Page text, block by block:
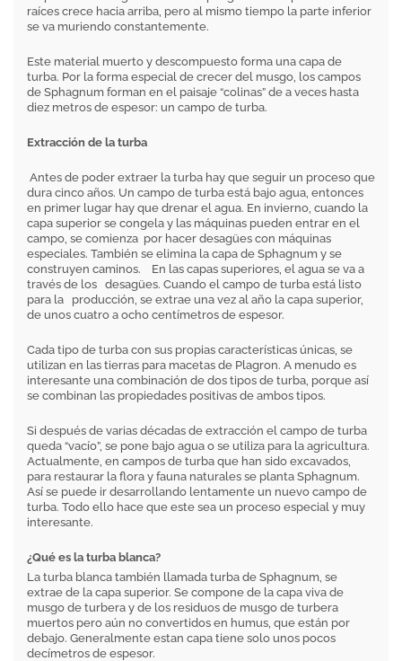
raíces crece hacia arriba, pero al mismo tiempo la parte inferior
se va muriendo constantemente.
Este material muerto y descompuesto forma una capa de
turba. Por la forma especial de crecer del musgo, los campos
de Sphagnum forman en el paisaje “colinas” de a veces hasta
diez metros de espesor: un campo de turba.
Extracción de la turba
Antes de poder extraer la turba hay que seguir un proceso que
dura cinco años. Un campo de turba está bajo agua, entonces
en primer lugar hay que drenar el agua. En invierno, cuando la
capa superior se congela y las máquinas pueden entrar en el
campo, se comienza por hacer desagües con máquinas
especiales. También se elimina la capa de Sphagnum y se
construyen caminos. En las capas superiores, el agua se va a
través de los desagües. Cuando el campo de turba está listo
para la producción, se extrae una vez al año la capa superior,
de unos cuatro a ocho centímetros de espesor.
Cada tipo de turba con sus propias características únicas, se
utilizan en las tierras para macetas de Plagron. A menudo es
interesante una combinación de dos tipos de turba, porque así
se combinan las propiedades positivas de ambos tipos.
Si después de varias décadas de extracción el campo de turba
queda “vacío”, se pone bajo agua o se utiliza para la agricultura.
Actualmente, en campos de turba que han sido excavados,
para restaurar la flora y fauna naturales se planta Sphagnum.
Así se puede ir desarrollando lentamente un nuevo campo de
turba. Todo ello hace que este sea un proceso especial y muy
interesante.
¿Qué es la turba blanca?
La turba blanca también llamada turba de Sphagnum, se
extrae de la capa superior. Se compone de la capa viva de
musgo de turbera y de los residuos de musgo de turbera
muertos pero aún no convertidos en humus, que están por
debajo. Generalmente estan capa tiene solo unos pocos
decímetros de espesor.